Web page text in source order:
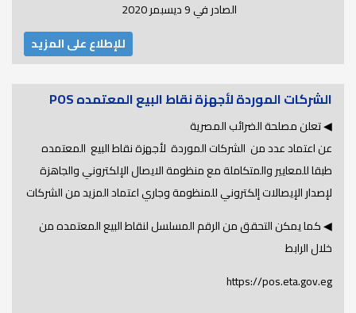
الصادر في 9 ديسبمر 2020
للإطلاع على المزيد
الشركات الموردة لأجهزة نقاط البيع المعتمده POS
◀ تعلن مصلحة الضرائب المصرية
عن اعتماد عدد من الشركات الموردة لأجهزة نقاط البيع المعتمده
طبقا للمعايير والمتكاملة مع منظومة الايصال الإلكتروني والجاهزة
لإصدار الإيصالات إلكتروني للمنظومة وجاري اعتماد المزيد من الشركات
◀ كما يمكن التحقق من الرقم المسلسل لنقاط البيع المعتمده من
خلال الرابط
https://pos.eta.gov.eg